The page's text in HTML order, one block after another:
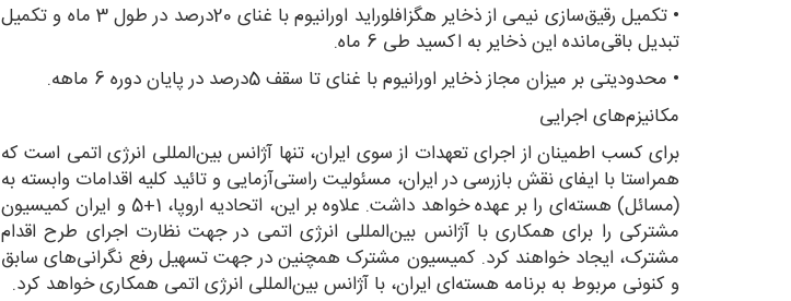
• تکمیل رقیق‌سازی نیمی از ذخایر هگزافلوراید اورانیوم با غنای 20درصد در طول 3 ماه و تکمیل
تبدیل باقی‌مانده این ذخایر به اکسید طی 6 ماه.
• محدودیتی بر میزان مجاز ذخایر اورانیوم با غنای تا سقف 5درصد در پایان دوره 6 ماهه.
مکانیزم‌های اجرایی
برای کسب اطمینان از اجرای تعهدات از سوی ایران، تنها آژانس بین‌المللی انرژی اتمی است که
همراستا با ایفای نقش بازرسی در ایران، مسئولیت راستی‌آزمایی و تائید کلیه اقدامات وابسته به
(مسائل) هسته‌ای را بر عهده خواهد داشت. علاوه بر این، اتحادیه اروپا، 1+5 و ایران کمیسیون
مشترکی را برای همکاری با آژانس بین‌المللی انرژی اتمی در جهت نظارت اجرای طرح اقدام
مشترک، ایجاد خواهند کرد. کمیسیون مشترک همچنین در جهت تسهیل رفع نگرانی‌های سابق
و کنونی مربوط به برنامه هسته‌ای ایران، با آژانس بین‌المللی انرژی اتمی همکاری خواهد کرد.